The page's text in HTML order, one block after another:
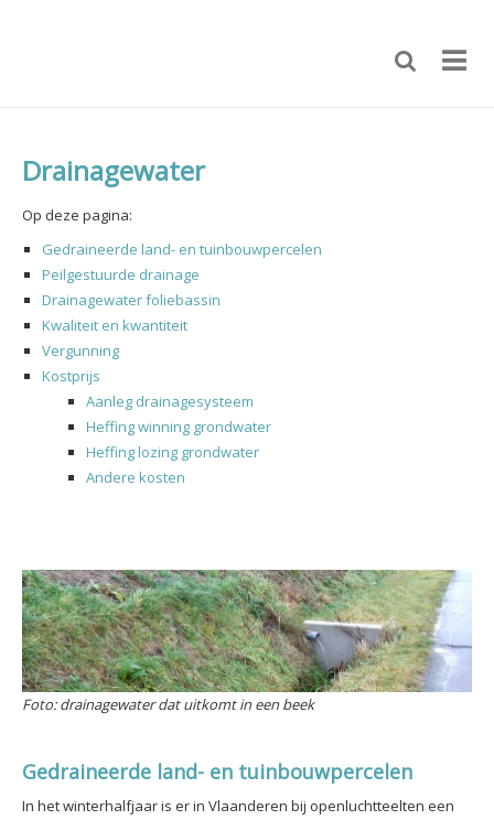
Drainagewater
Op deze pagina:
Gedraineerde land- en tuinbouwpercelen
Peilgestuurde drainage
Drainagewater foliebassin
Kwaliteit en kwantiteit
Vergunning
Kostprijs
Aanleg drainagesysteem
Heffing winning grondwater
Heffing lozing grondwater
Andere kosten
Foto: drainagewater dat uitkomt in een beek
Gedraineerde land- en tuinbouwpercelen
In het winterhalfjaar is er in Vlaanderen bij openluchtteelten een